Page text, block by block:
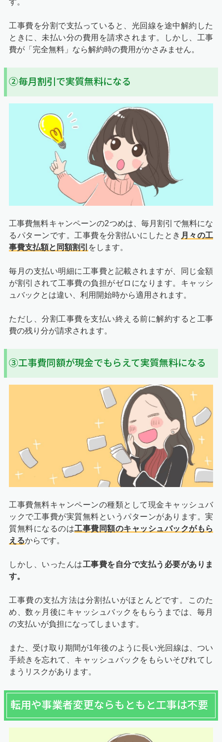
す。
工事費を分割で支払っていると、光回線を途中解約した
ときに、未払い分の費用を請求されます。しかし、工事
費が「完全無料」なら解約時の費用がかさみません。
②毎月割引で実質無料になる
工事費無料キャンペーンの2つめは、毎月割引で無料にな
るパターンです。工事費を分割払いにしたとき 月々の工
事費支払額と同額割引 をします。
毎月の支払い明細に工事費と記載されますが、同じ金額
が割引されて工事費の負担がゼロになります。キャッシ
ュバックとは違い、利用開始時から適用されます。
ただし、分割工事費を支払い終える前に解約すると工事
費の残り分が請求されます。
③工事費同額が現金でもらえて実質無料になる
工事費無料キャンペーンの種類として現金キャッシュバ
ックで工事費が実質無料というパターンがあります。実
質無料になるのは工事費同額のキャッシュバックがもら
えるからです。
しかし、いったんは工事費を自分で支払う必要がありま
す。
工事費の支払方法は分割払いがほとんどです。このた
め、数ヶ月後にキャッシュバックをもらうまでは、毎月
の支払いが負担になってしまいます。
また、受け取り期間が1年後のように長い光回線は、つい
手続きを忘れて、キャッシュバックをもらいそびれてし
まうリスクがあります。
転用や事業者変更ならもともと工事は不要